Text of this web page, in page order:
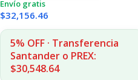
Envío gratis
$32,156.46
5% OFF · Transferencia
Santander o PREX:
$30,548.64